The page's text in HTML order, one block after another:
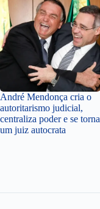
André Mendonça cria o
autoritarismo judicial,
centraliza poder e se torna
um juiz autocrata